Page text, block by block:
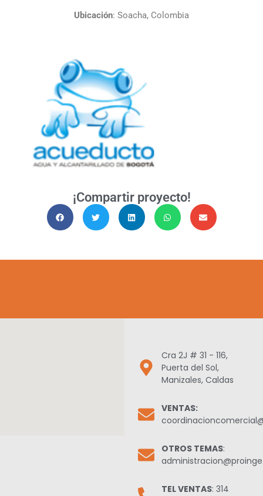
Ubicación: Soacha, Colombia
¡Compartir proyecto!
Cra 2J # 31 - 116,
Puerta del Sol,
Manizales, Caldas
VENTAS:
OTROS TEMAS:
TEL VENTAS: 314